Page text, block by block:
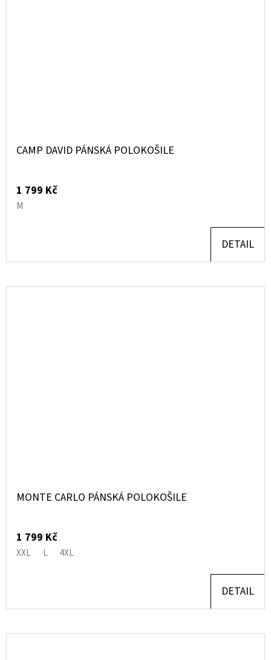
CAMP DAVID PÁNSKÁ POLOKOŠILE
1 799 Kč
M
DETAIL
MONTE CARLO PÁNSKÁ POLOKOŠILE
1 799 Kč
XXL L 4XL
DETAIL